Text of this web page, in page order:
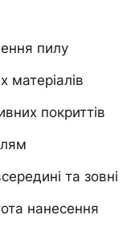
пилу
матеріалів
покриттів
та зовні
нанесення